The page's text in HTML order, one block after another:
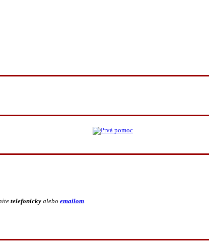
telefonicky alebo emailom.